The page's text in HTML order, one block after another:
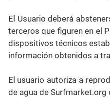
El Usuario deberá
terceros que figuren en el
dispositivos técnicos
información obtenidos a
El usuario autoriza a
de agua de